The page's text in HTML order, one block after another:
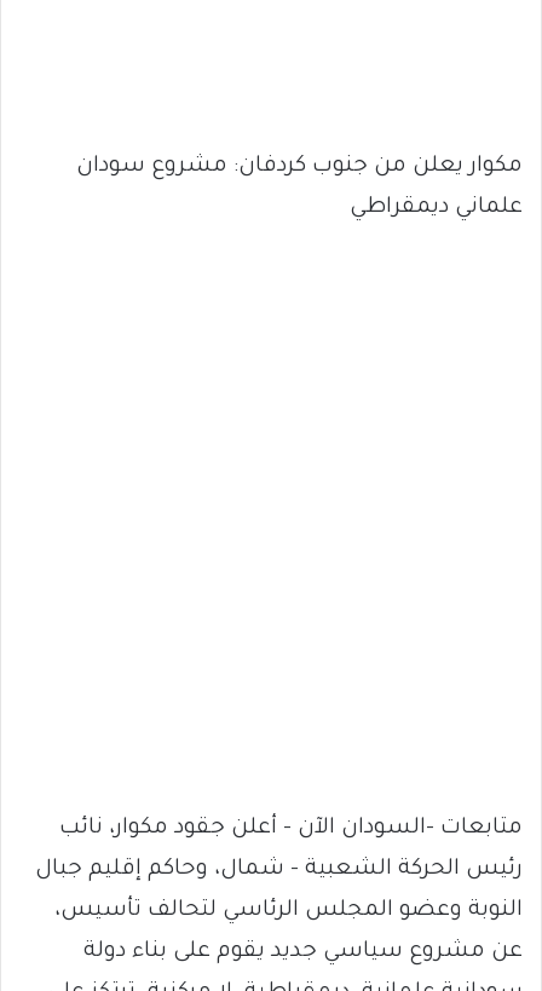
مكوار يعلن من جنوب كردفان: مشروع سودان
علماني ديمقراطي
متابعات -السودان الآن – أعلن جقود مكوار، نائب
رئيس الحركة الشعبية – شمال، وحاكم إقليم جبال
النوبة وعضو المجلس الرئاسي لتحالف تأسيس،
عن مشروع سياسي جديد يقوم على بناء دولة